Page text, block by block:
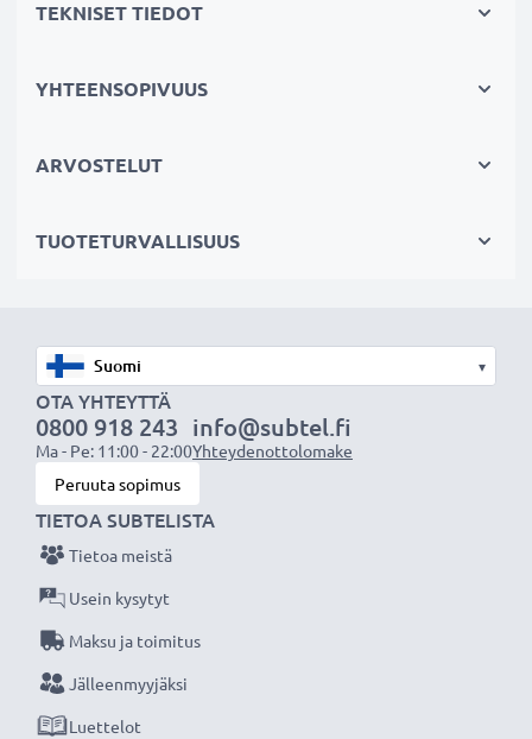
✔ Poistaa heijastukset ei-metallisilta pinnoilta (esim.
✔ Lisää värikylläisyyttä ja kontrastia ja tuo esiin
✔ Tekee sateenkaaren värit näkyvämmiksi
✔ Saa taivaan näyttämään sinisemmältä ja pilvet
valkoisemmilta
✔ Vähentää sinistä usvaa maisemakuvissa ja
teleobjektiivilla kuvattaessa
Laadukas, moninkertaisesti pinnoitettu lasi ja
säädettävä polarisaatio
✔ Värineutraali lasi heijastamattomalla pinnoitteella
halutun valon taittumisen saamiseksi
TEKNISET TIEDOT
YHTEENSOPIVUUS
ARVOSTELUT
TUOTETURVALLISUUS
▾
OTA YHTEYTTÄ
0800 918 243
Ma - Pe: 11:00 - 22:00
info@subtel.fi
Yhteydenottolomake
Peruuta sopimus
TIETOA SUBTELISTA
Tietoa meistä
Usein kysytyt
Maksu ja toimitus
Jälleenmyyjäksi
Luettelot